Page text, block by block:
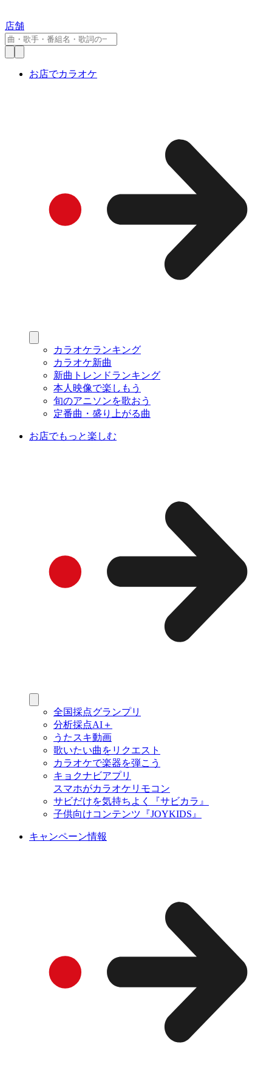
店舗
お店でカラオケ
カラオケランキング
カラオケ新曲
新曲トレンドランキング
本人映像で楽しもう
旬のアニソンを歌おう
定番曲・盛り上がる曲
お店でもっと楽しむ
全国採点グランプリ
分析採点AI＋
うたスキ動画
歌いたい曲をリクエスト
カラオケで楽器を弾こう
キョクナビアプリ
スマホがカラオケリモコン
サビだけを気持ちよく『サビカラ』
子供向けコンテンツ『JOYKIDS』
キャンペーン情報